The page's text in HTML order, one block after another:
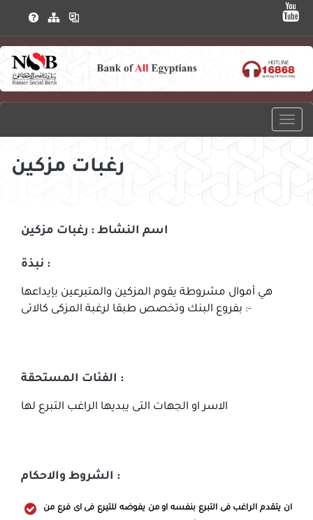
رغبات مزكين
اسم النشاط : رغبات مزكين
نبذة :
هي أموال مشروطة يقوم المزكين والمتبرعين بإيداعها
بفروع البنك وتخصص طبقا لرغبة المزكى كالاتى :-
الفئات المستحقة :
الاسر او الجهات التى يبديها الراغب التبرع لها
الشروط والاحكام :
ان يتقدم الراغب فى التبرع بنفسه او من يفوضه للتيرع فى اى فرع من